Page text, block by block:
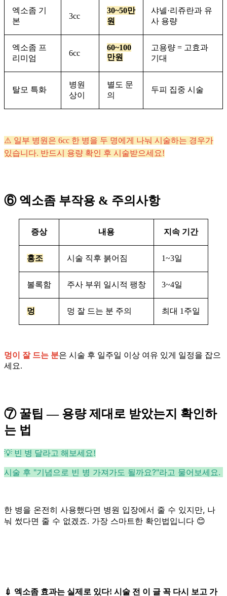
엑소좀 기
본
3cc
30~50만
원
샤넬·리쥬란과 유
사 용량
엑소좀 프
리미엄
6cc
60~100
만원
고용량 = 고효과
기대
탈모 특화
병원
상이
별도 문
의
두피 집중 시술
⚠️ 일부 병원은 6cc 한 병을 두 명에게 나눠 시술하는 경우가
있습니다. 반드시 용량 확인 후 시술받으세요!
⑥ 엑소좀 부작용 & 주의사항
증상 내용 지속 기간
홍조 시술 직후 붉어짐 1~3일
볼록함 주사 부위 일시적 팽창 3~4일
멍 멍 잘 드는 분 주의 최대 1주일
멍이 잘 드는 분은 시술 후 일주일 이상 여유 있게 일정을 잡으
세요.
⑦ 꿀팁 — 용량 제대로 받았는지 확인하
는 법
💡 빈 병 달라고 해보세요!
시술 후 "기념으로 빈 병 가져가도 될까요?"라고 물어보세요.
한 병을 온전히 사용했다면 병원 입장에서 줄 수 있지만, 나
눠 썼다면 줄 수 없겠죠. 가장 스마트한 확인법입니다 😊
💉 엑소좀 효과는 실제로 있다! 시술 전 이 글 꼭 다시 보고 가